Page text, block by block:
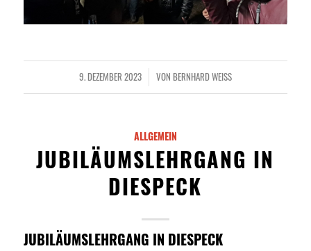
9. DEZEMBER 2023
/ VON BERNHARD WEISS
ALLGEMEIN
JUBILÄUMSLEHRGANG IN
DIESPECK
JUBILÄUMSLEHRGANG IN DIESPECK